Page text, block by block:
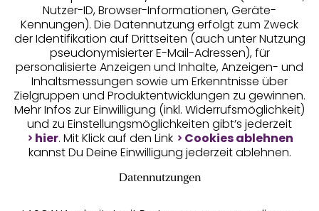
Geprüfte Sicherheit
Unsere Apps
Nutzer-ID, Browser-Informationen, Geräte-
Kennungen). Die Datennutzung erfolgt zum Zweck
der Identifikation auf Drittseiten (auch unter Nutzung
pseudonymisierter E-Mail-Adressen), für
personalisierte Anzeigen und Inhalte, Anzeigen- und
Inhaltsmessungen sowie um Erkenntnisse über
Zielgruppen und Produktentwicklungen zu gewinnen.
Mehr Infos zur Einwilligung (inkl. Widerrufsmöglichkeit)
und zu Einstellungsmöglichkeiten gibt’s jederzeit
hier. Mit Klick auf den Link
Cookies ablehnen
kannst Du Deine Einwilligung jederzeit ablehnen.
Datennutzungen